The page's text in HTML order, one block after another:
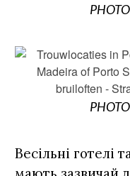
Весільні готелі